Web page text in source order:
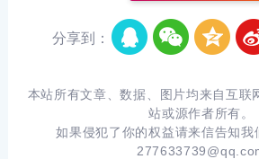
分享到：
本站所有文章、数据、图片均来自互联
站或源作者所有。
如果侵犯了你的权益请来信告知我